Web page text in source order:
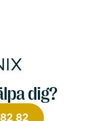
dig?
82